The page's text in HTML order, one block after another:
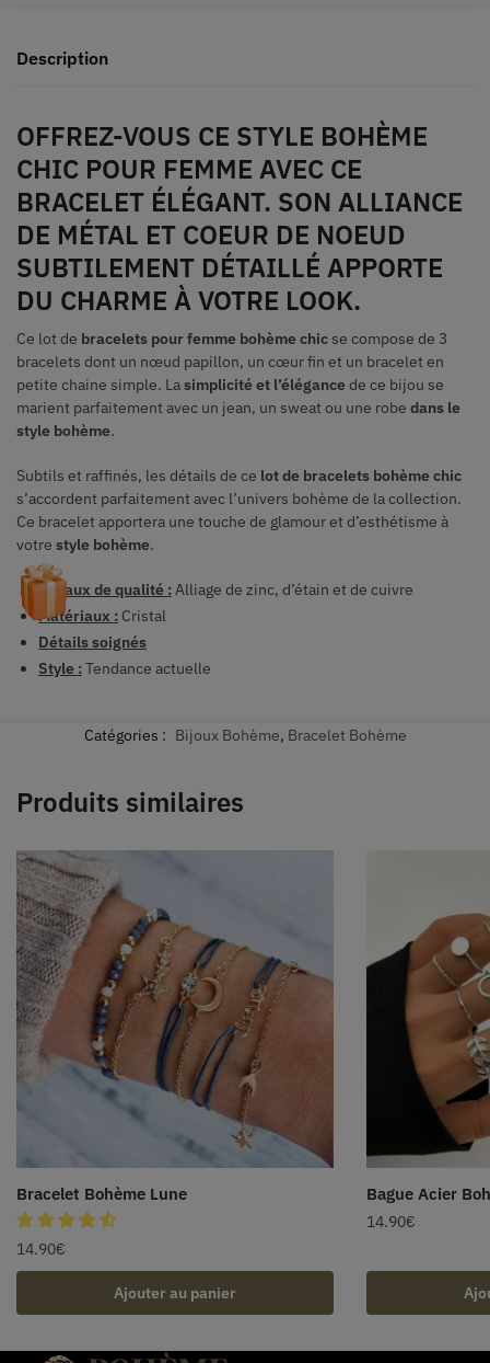
Description
OFFREZ-VOUS CE STYLE BOHÈME
CHIC POUR FEMME AVEC CE
BRACELET ÉLÉGANT. SON ALLIANCE
DE MÉTAL ET COEUR DE NOEUD
SUBTILEMENT DÉTAILLÉ APPORTE
DU CHARME À VOTRE LOOK.
Ce lot de bracelets pour femme bohème chic se compose de 3
bracelets dont un nœud papillon, un cœur fin et un bracelet en
petite chaine simple. Lasimplicité et l’élégancede ce bijou se
marient parfaitement avec un jean, un sweat ou une robe dans le
style bohème.
Subtils et raffinés, les détails de ce lot de bracelets bohème chic
s’accordent parfaitement avec l’univers bohème de la collection.
Ce bracelet apportera une touche de glamour et d’esthétisme à
votre style bohème.
Métaux de qualité : Alliage de zinc, d’étain et de cuivre
Matériaux : Cristal
Détails soignés
Style :Tendance actuelle
Catégories : Bijoux Bohème, Bracelet Bohème
Produits similaires
Bracelet Bohème Lune
14.90€
Ajouter au panier
Bague Acier
14.90€